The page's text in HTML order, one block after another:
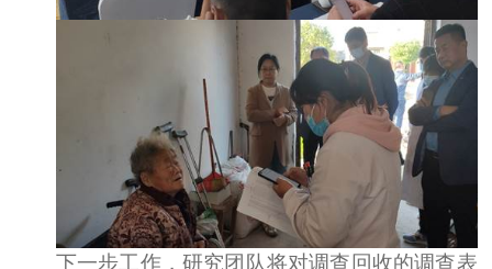
下一步工作，研究团队将对调查回收的调查表